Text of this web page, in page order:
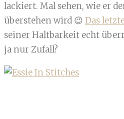
lackiert. Mal sehen, wie er
überstehen wird 😉 Das
seiner Haltbarkeit echt
ja nur Zufall?